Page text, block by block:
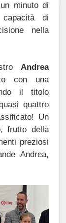
minuto di
di
nella
Andrea
con una
il titolo
quattro
Un
frutto della
preziosi
Andrea,